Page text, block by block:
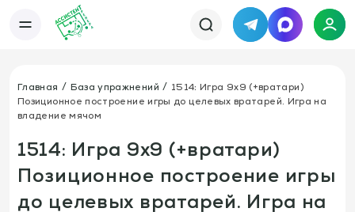
TelegramMAX
Книги
Новости
Тарифы
Информация
О сервисе
Телефон:
+7 978 793 21 93
Электронная почта:
info@assistent-trenera.ru
Главная База упражнений
1514: Игра 9х9 (+вратари)
Позиционное построение игры до целевых вратарей. Игра на
владение мячом
1514: Игра 9х9 (+вратари)
Позиционное построение игры
до целевых вратарей. Игра на